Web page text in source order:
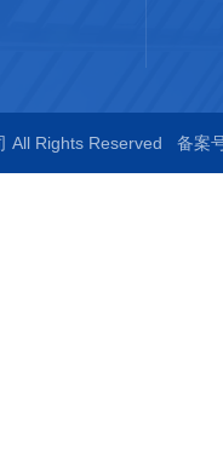
All Rights Reserved 备案